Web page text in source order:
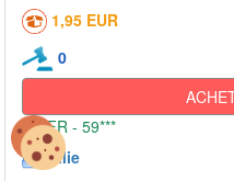
1,95 EUR
0
FR - 59***
Italie